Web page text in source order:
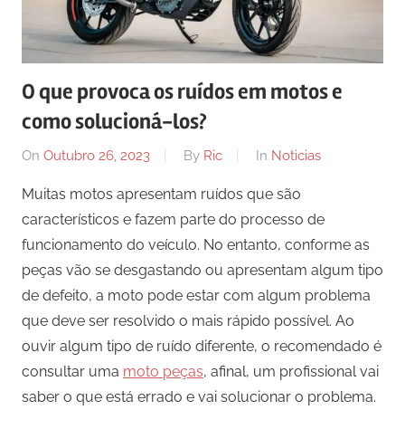
O que provoca os ruídos em motos e
como solucioná-los?
On Outubro 26, 2023 By Ric In Noticias
Muitas motos apresentam ruídos que são
característicos e fazem parte do processo de
funcionamento do veículo. No entanto, conforme as
peças vão se desgastando ou apresentam algum tipo
de defeito, a moto pode estar com algum problema
que deve ser resolvido o mais rápido possível. Ao
ouvir algum tipo de ruído diferente, o recomendado é
consultar uma moto peças, afinal, um profissional vai
saber o que está errado e vai solucionar o problema.